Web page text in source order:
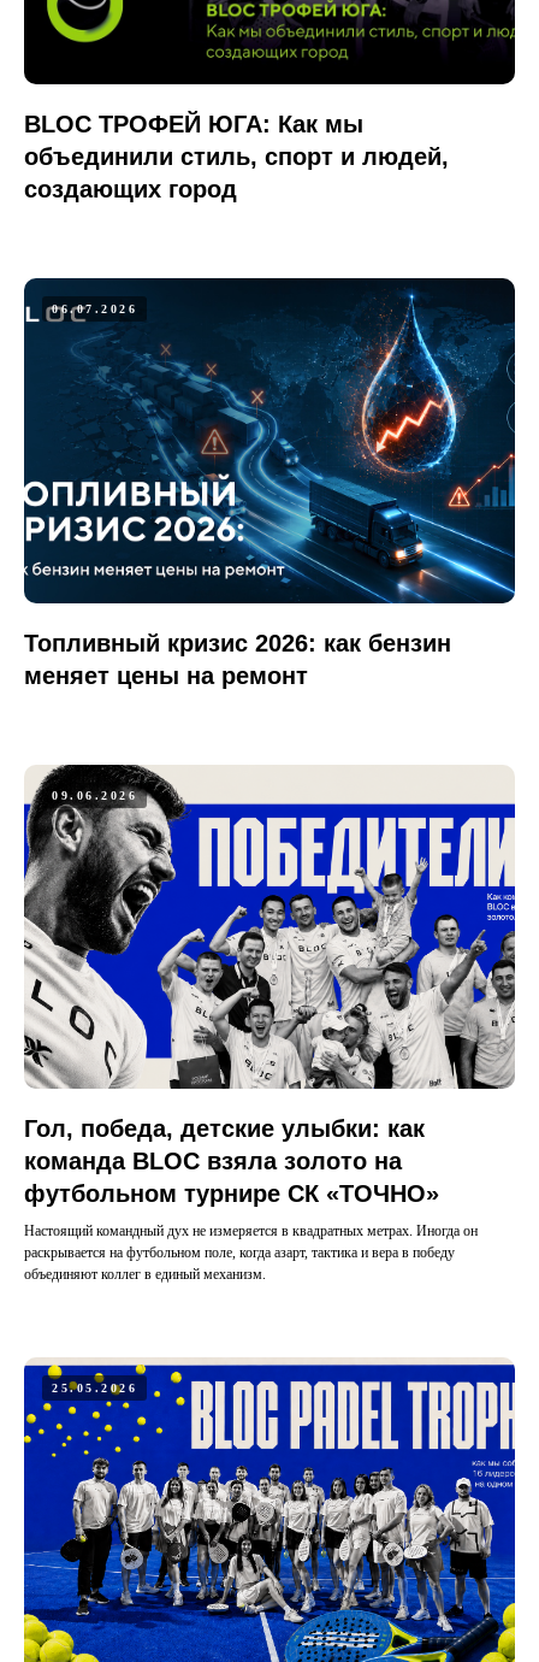
BLOC ТРОФЕЙ ЮГА: Как мы
объединили стиль, спорт и людей,
создающих город
06.07.2026
Топливный кризис 2026: как бензин
меняет цены на ремонт
09.06.2026
Гол, победа, детские улыбки: как
команда BLOC взяла золото на
футбольном турнире СК «ТОЧНО»
Настоящий командный дух не измеряется в квадратных метрах. Иногда он
раскрывается на футбольном поле, когда азарт, тактика и вера в победу
объединяют коллег в единый механизм.
25.05.2026